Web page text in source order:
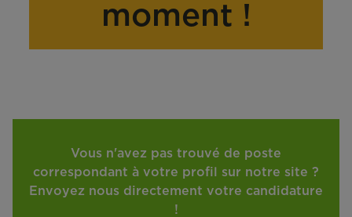
moment !
Vous n'avez pas trouvé de poste
correspondant à votre profil sur notre site ?
Envoyez nous directement votre candidature
!